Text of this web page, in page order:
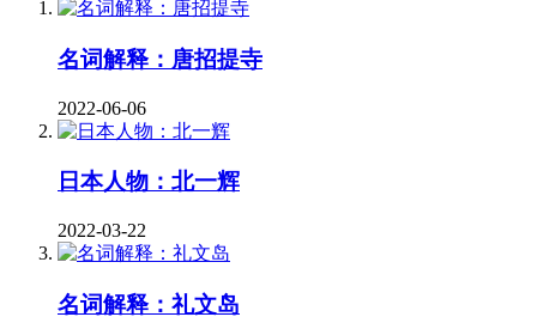
名词解释：唐招提寺
2022-06-06
日本人物：北一辉
2022-03-22
名词解释：礼文岛